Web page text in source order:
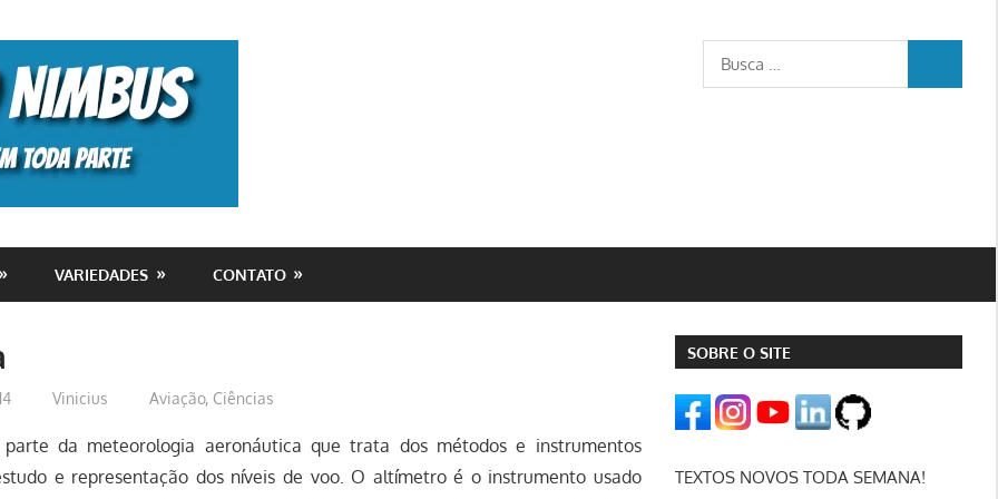
Busca
para:
VARIEDADES CONTATO
Vinicius Aviação, Ciências
da meteorologia aeronáutica que trata dos métodos e instrumentos
e representação dos níveis de voo. O altímetro é o instrumento usado
SOBRE O SITE
TEXTOS NOVOS TODA SEMANA!